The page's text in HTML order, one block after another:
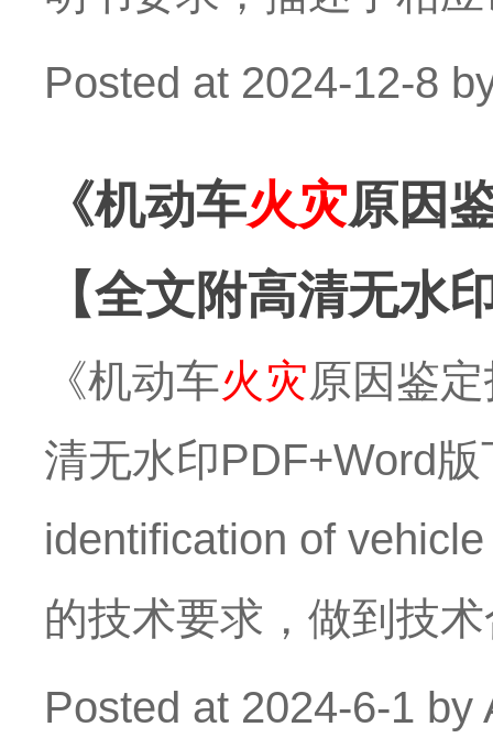
Posted at 2024-12-8
《机动车火灾原因
【全文附高清无水
《机动车火灾原因鉴
清无水印PDF+Word
identification of
的技术要求，做到技
Posted at 2024-6-1 by